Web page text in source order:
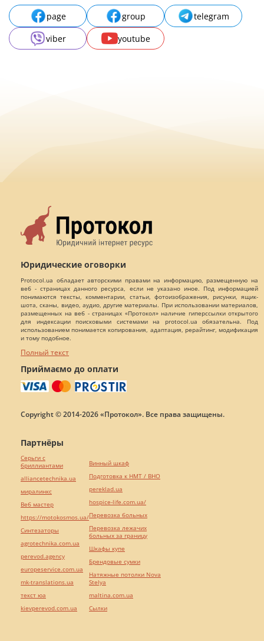
page group
telegram
viber
youtube
Юридические оговорки
Protocol.ua обладает авторскими правами на информацию, размещенную на
веб - страницах данного ресурса, если не указано иное. Под информацией
понимаются тексты, комментарии, статьи, фотоизображения, рисунки, ящик-
шота, сканы, видео, аудио, другие материалы. При использовании материалов,
размещенных на веб - страницах «Протокол» наличие гиперссылки открытого
для индексации поисковыми системами на protocol.ua обязательна. Под
использованием понимается копирования, адаптация, рерайтинг, модификация
и тому подобное.
Полный текст
Приймаємо до оплати
Copyright © 2014-2026 «Протокол». Все права защищены.
Партнёры
Серьги с
бриллиантами
alliancetechnika.ua
миралинкс
Веб мастер
https://motokosmos.ua/
Синтезаторы
agrotechnika.com.ua
perevod.agency
europeservice.com.ua
mk-translations.ua
текст юа
kievperevod.com.ua
Винный шкаф
Подготовка к НМТ / ВНО
pereklad.ua
hospice-life.com.ua/
Перевозка больных
Перевозка лежачих
больных за границу
Шкафы купе
Брендовые сумки
Натяжные потолки Nova
Stelya
maltina.com.ua
Cылки